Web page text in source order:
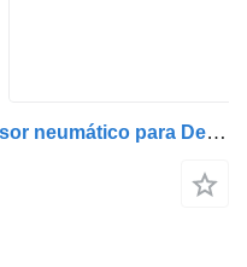
Deutz 8699031052960 compresor neumático para Deutz camión